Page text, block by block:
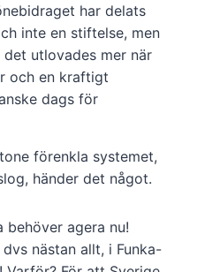
har delats
inte en stiftelse, men
utlovades mer när
och en kraftigt
dags för
förenkla systemet,
händer det något.
behöver agera nu!
nästan allt, i Funka-